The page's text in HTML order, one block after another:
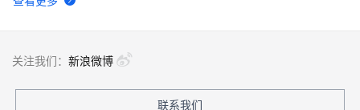
关注我们： 新浪微博
联系我们